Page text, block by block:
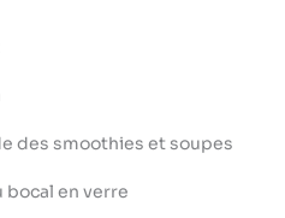
des smoothies et soupes
bocal en verre